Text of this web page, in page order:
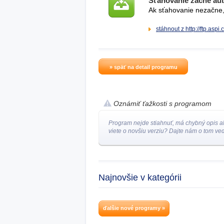
Ak sťahovanie
stáhnout z http://
» späť na detail programu
Oznámiť ťažkosti s programom
Program nejde stiahnuť, má chybný opis
viete o novšiu verziu? Dajte nám o tom
Najnovšie v kategórii
ďalšie nové programy »